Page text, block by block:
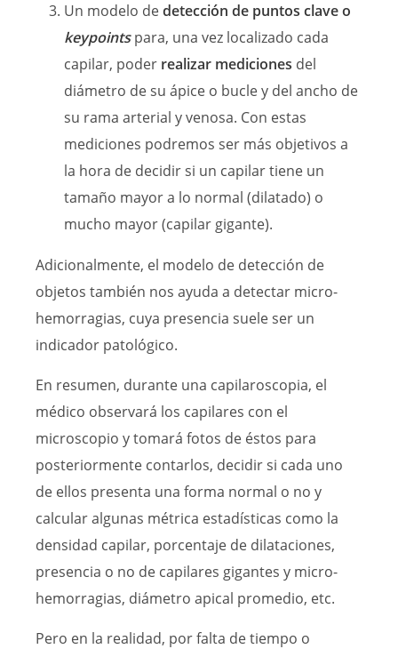
Un modelo dedetección de puntos clave o
keypointspara, una vez localizado cada
capilar, poder realizar mediciones del
diámetro de su ápice o bucle y del ancho de
su rama arterial y venosa. Con estas
mediciones podremos ser más objetivos a
la hora de decidir si un capilar tiene un
tamaño mayor a lo normal (dilatado) o
mucho mayor (capilar gigante).
Adicionalmente, el modelo de detección de
objetos también nos ayuda a detectar micro-
hemorragias, cuya presencia suele ser un
indicador patológico.
En resumen, durante una capilaroscopia, el
médico observará los capilares con el
microscopio y tomará fotos de éstos para
posteriormente contarlos, decidir si cada uno
de ellos presenta una forma normal o no y
calcular algunas métrica estadísticas como la
densidad capilar, porcentaje de dilataciones,
presencia o no de capilares gigantes y micro-
hemorragias, diámetro apical promedio, etc.
Pero en la realidad, por falta de tiempo o